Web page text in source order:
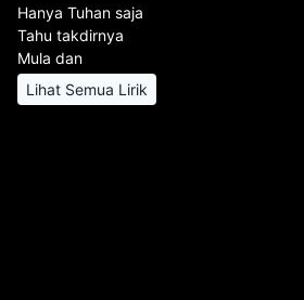
Hanya Tuhan saja
Tahu takdirnya
Mula dan
Lihat Semua Lirik